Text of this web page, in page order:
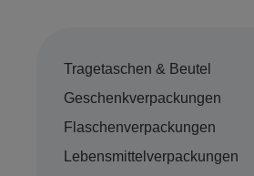
Tragetaschen & Beutel
Geschenkverpackungen
Flaschenverpackungen
Lebensmittelverpackungen